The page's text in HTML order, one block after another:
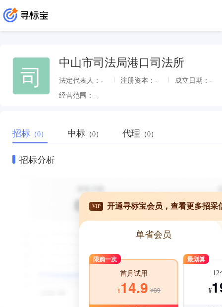
司 中山市司法局港口司法所
法定代表人： - 注册资本： - 成立日期： -
经营范围： -
招标 （0） 中标 （0） 代理 （0）
招标分析
VIP 开通寻标宝会员，查看更多招采
单省会员
限购一次
首月试用
¥14.9 ¥39
最划算
12
¥